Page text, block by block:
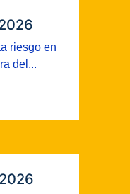
riesgo en
del...